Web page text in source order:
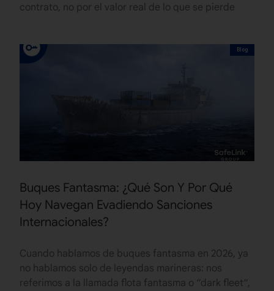
contrato, no por el valor real de lo que se pierde
Blog
Buques Fantasma: ¿Qué Son Y Por Qué
Hoy Navegan Evadiendo Sanciones
Internacionales?
Cuando hablamos de buques fantasma en 2026, ya
no hablamos solo de leyendas marineras: nos
referimos a la llamada flota fantasma o “dark fleet“,